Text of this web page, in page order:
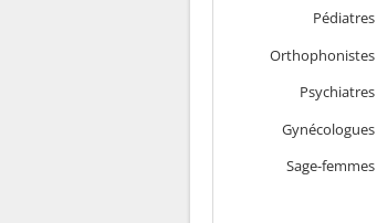
Pédiatres
Orthophonistes
Psychiatres
Gynécologues
Sage-femmes